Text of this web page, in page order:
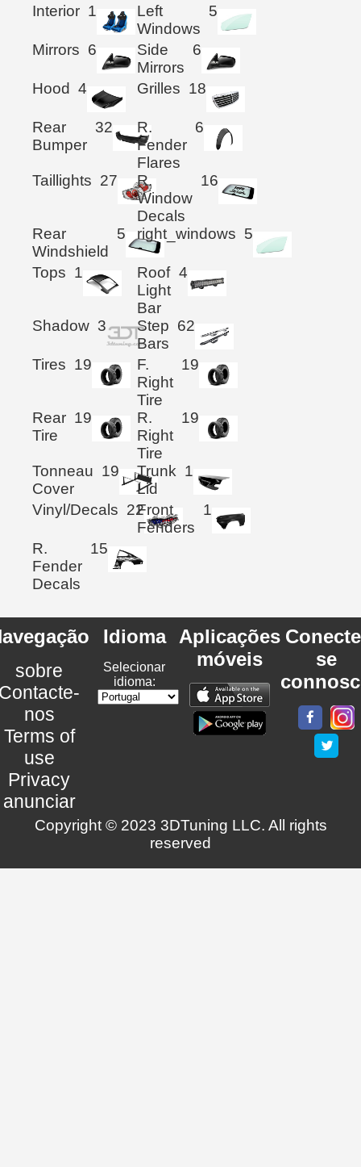
Interior 1
Left
Windows
5
Mirrors 6
Side
Mirrors
6
Hood 4 Grilles 18
Rear
Bumper
32
R.
Fender
Flares
6
Taillights 27
R.
Window
Decals
16
Rear
Windshield
5 right_windows 5
Tops 1
Roof
Light
Bar
4
Shadow 3
Step
Bars
62
Tires 19
F.
Right
Tire
19
Rear
Tire
19
R.
Right
Tire
19
Tonneau
Cover
19
Trunk
Lid
1
Vinyl/Decals 22Front
Fenders
1
R.
Fender
Decals
15
sobre
nos
Terms of
use
Privacy
anunciar
Idioma
Selecionar
idioma:
Aplicações
móveis
se
Copyright © 2023 3DTuning LLC. All rights
reserved